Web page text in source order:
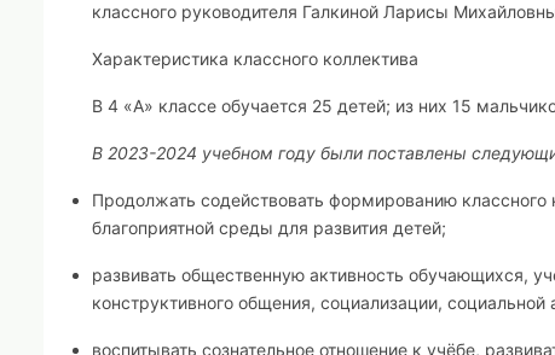
классного руководителя Галкиной Ларисы
Характеристика классного коллектива
В 4 «А» классе обучается 25 детей; из них 15
В 2023-2024 учебном году были поставлены
Продолжать содействовать формированию
благоприятной среды для развития детей;
развивать общественную активность обучающихся,
конструктивного общения, социализации,
воспитывать сознательное отношение к учёбе,